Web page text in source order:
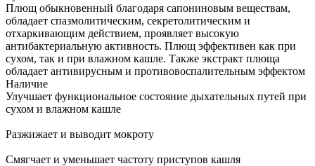
Плющ обыкновенный благодаря сапониновым веществам,
обладает спазмолитическим, секретолитическим и
отхаркивающим действием, проявляет высокую
антибактериальную активность. Плющ эффективен как при
сухом, так и при влажном кашле. Также экстракт плюща
обладает антивирусным и противовоспалительным эффектом
Наличие
Улучшает функциональное состояние дыхательных путей при
сухом и влажном кашле
Разжижает и выводит мокроту
Смягчает и уменьшает частоту приступов кашля